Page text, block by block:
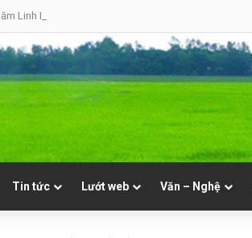
Linh Mục. Phần VII: ĐỜI LINH MỤC. Cả Nổ
Tin tức Lướt web Văn – Nghệ